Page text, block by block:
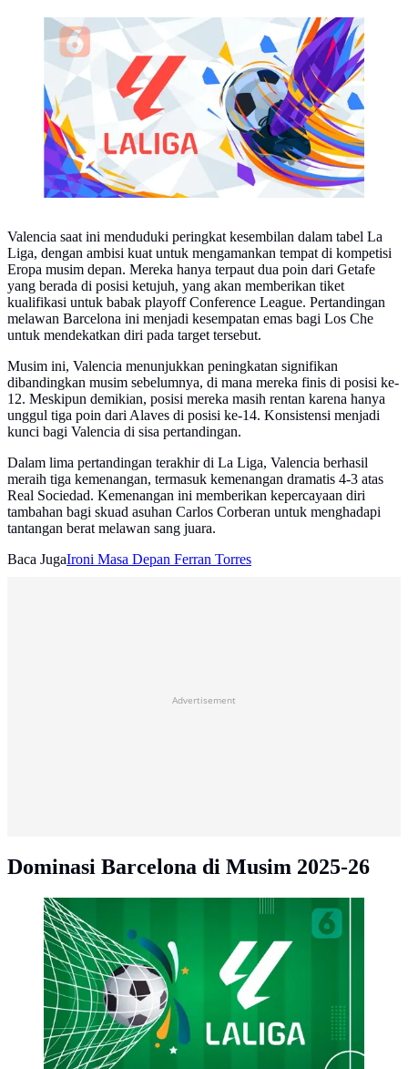
Ilustrasi dan logo LaLiga. (Liputan6.com/Abdillah)
Valencia saat ini menduduki peringkat kesembilan dalam tabel La
Liga, dengan ambisi kuat untuk mengamankan tempat di kompetisi
Eropa musim depan. Mereka hanya terpaut dua poin dari Getafe
yang berada di posisi ketujuh, yang akan memberikan tiket
kualifikasi untuk babak playoff Conference League. Pertandingan
melawan Barcelona ini menjadi kesempatan emas bagi Los Che
untuk mendekatkan diri pada target tersebut.
Musim ini, Valencia menunjukkan peningkatan signifikan
dibandingkan musim sebelumnya, di mana mereka finis di posisi ke-
12. Meskipun demikian, posisi mereka masih rentan karena hanya
unggul tiga poin dari Alaves di posisi ke-14. Konsistensi menjadi
kunci bagi Valencia di sisa pertandingan.
Dalam lima pertandingan terakhir di La Liga, Valencia berhasil
meraih tiga kemenangan, termasuk kemenangan dramatis 4-3 atas
Real Sociedad. Kemenangan ini memberikan kepercayaan diri
tambahan bagi skuad asuhan Carlos Corberan untuk menghadapi
tantangan berat melawan sang juara.
Baca JugaIroni Masa Depan Ferran Torres
Advertisement
Dominasi Barcelona di Musim 2025-26